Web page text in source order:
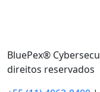
BluePex®
direitos reservados